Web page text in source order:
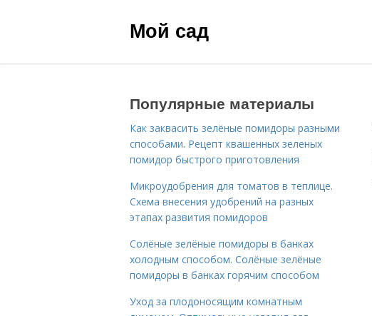
Мой сад
Популярные материалы
Как заквасить зелёные помидоры разными
способами. Рецепт квашенных зеленых
помидор быстрого приготовления
Микроудобрения для томатов в теплице.
Схема внесения удобрений на разных
этапах развития помидоров
Солёные зелёные помидоры в банках
холодным способом. Солёные зелёные
помидоры в банках горячим способом
Уход за плодоносящим комнатным